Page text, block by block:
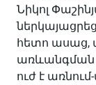
Նիկոլ
հետո ասաց,
առևանգման
ուժ է